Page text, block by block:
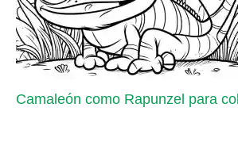
Camaleón como Rapunzel para